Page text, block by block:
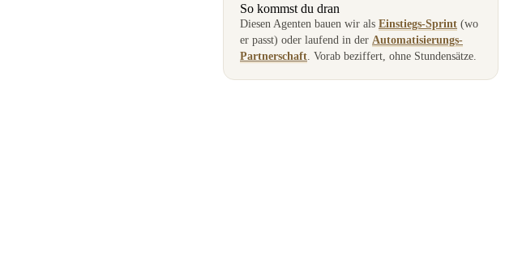
So kommst du dran
Diesen Agenten bauen wir als Einstiegs-Sprint (wo
er passt) oder laufend in der Automatisierungs-
Partnerschaft . Vorab beziffert, ohne Stundensätze.